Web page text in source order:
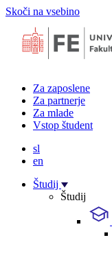
Skoči na vsebino
Za zaposlene
Za partnerje
Za mlade
Vstop študent
sl
en
Študij
Študij